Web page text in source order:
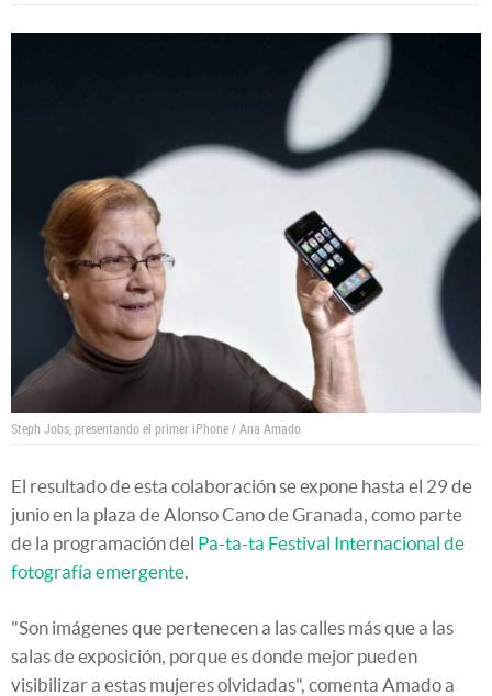
Steph Jobs, presentando el primer iPhone / Ana Amado
El resultado de esta colaboración se expone hasta el 29 de
junio en la plaza de Alonso Cano de Granada, como parte
de la programación del Pa-ta-ta Festival Internacional de
fotografía emergente
"Son imágenes que pertenecen a las calles más que a las
salas de exposición, porque es donde mejor pueden
visibilizar a estas mujeres olvidadas", comenta Amado a